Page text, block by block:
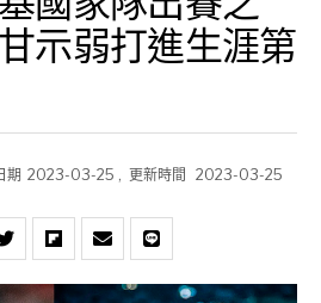
示弱打進生涯第
期 2023-03-25 , 更新時間 2023-03-25